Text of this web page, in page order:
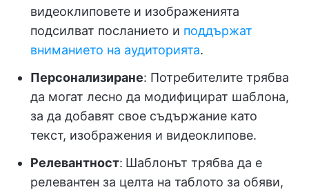
видеоклиповете и изображенията
подсилват посланието и поддържат
вниманието на аудиторията.
Персонализиране: Потребителите трябва
да могат лесно да модифицират шаблона,
за да добавят свое съдържание като
текст, изображения и видеоклипове.
Релевантност: Шаблонът трябва да е
релевантен за целта на таблото за обяви,